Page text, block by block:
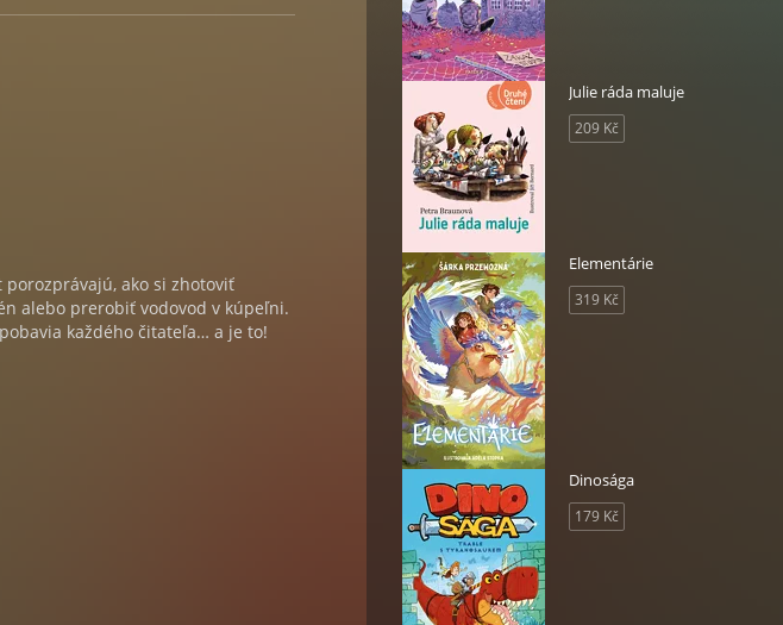
ako si zhotoviť
alebo prerobiť vodovod v kúpeľni.
každého čitateľa… a je to!
Julie ráda maluje
209 Kč
Elementárie
319 Kč
Dinosága
179 Kč